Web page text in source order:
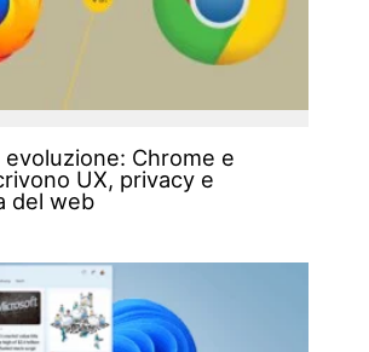
Chrome e
UX, privacy e
del web